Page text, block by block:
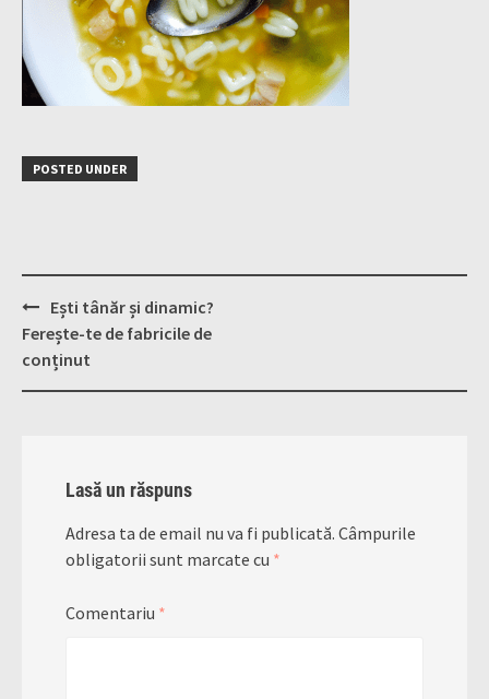
POSTED UNDER
Post
navigation
Ești tânăr și dinamic?
Ferește-te de fabricile de
conținut
Lasă un răspuns
Adresa ta de email nu va fi publicată. Câmpurile
obligatorii sunt marcate cu *
Comentariu *